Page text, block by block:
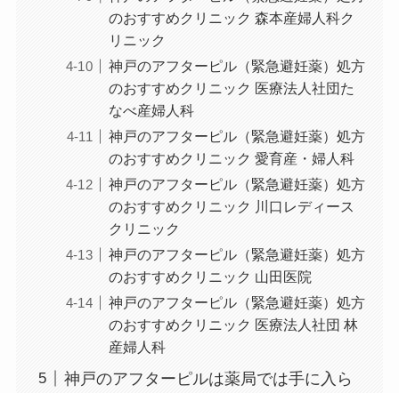
のおすすめクリニック 森本産婦人科ク
リニック
神戸のアフターピル（緊急避妊薬）処方
のおすすめクリニック 医療法人社団た
なべ産婦人科
神戸のアフターピル（緊急避妊薬）処方
のおすすめクリニック 愛育産・婦人科
神戸のアフターピル（緊急避妊薬）処方
のおすすめクリニック 川口レディース
クリニック
神戸のアフターピル（緊急避妊薬）処方
のおすすめクリニック 山田医院
神戸のアフターピル（緊急避妊薬）処方
のおすすめクリニック 医療法人社団 林
産婦人科
神戸のアフターピルは薬局では手に入ら